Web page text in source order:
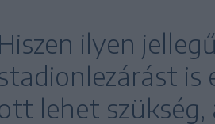
Hiszen ilyen
is
lehet szükség,